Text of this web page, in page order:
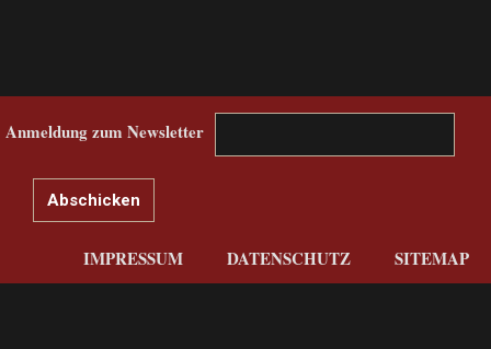
Anmeldung zum Newsletter
IMPRESSUM DATENSCHUTZ SITEMAP